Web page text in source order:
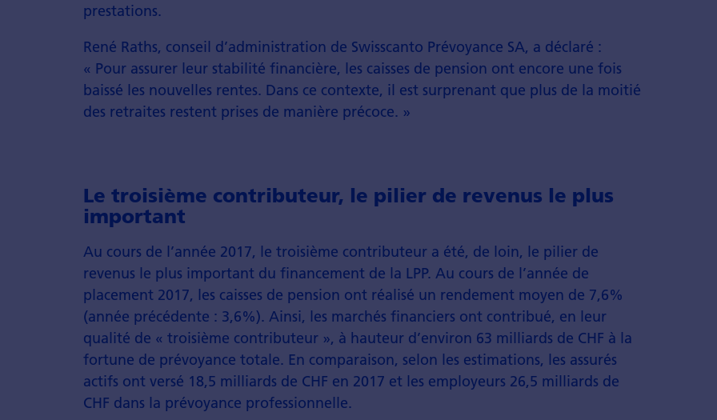
prestations.
René Raths, conseil d’administration de Swisscanto Prévoyance SA, a déclaré :
« Pour assurer leur stabilité financière, les caisses de pension ont encore une fois
baissé les nouvelles rentes. Dans ce contexte, il est surprenant que plus de la moitié
des retraites restent prises de manière précoce. »
Le troisième contributeur, le pilier de revenus le plus
important
Au cours de l’année 2017, le troisième contributeur a été, de loin, le pilier de
revenus le plus important du financement de la LPP. Au cours de l’année de
placement 2017, les caisses de pension ont réalisé un rendement moyen de 7,6%
(année précédente : 3,6%). Ainsi, les marchés financiers ont contribué, en leur
qualité de « troisième contributeur », à hauteur d’environ 63 milliards de CHF à la
fortune de prévoyance totale. En comparaison, selon les estimations, les assurés
actifs ont versé 18,5 milliards de CHF en 2017 et les employeurs 26,5 milliards de
CHF dans la prévoyance professionnelle.